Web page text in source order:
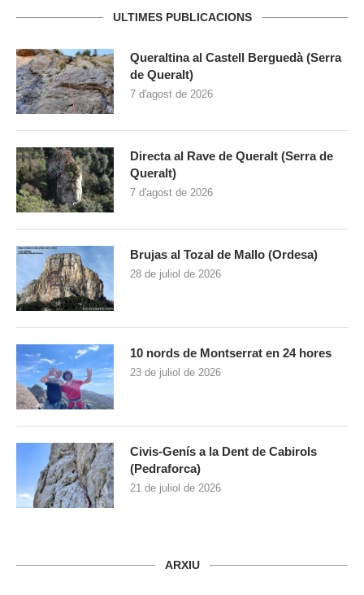
ULTIMES PUBLICACIONS
Queraltina al Castell Berguedà (Serra
de Queralt)
7 d'agost de 2026
Directa al Rave de Queralt (Serra de
Queralt)
7 d'agost de 2026
Brujas al Tozal de Mallo (Ordesa)
28 de juliol de 2026
10 nords de Montserrat en 24 hores
23 de juliol de 2026
Civis-Genís a la Dent de Cabirols
(Pedraforca)
21 de juliol de 2026
ARXIU